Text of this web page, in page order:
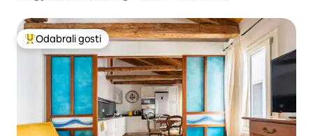
Među najviše rangiranima s oznakom „Odabrali gosti”
Odabrali gosti